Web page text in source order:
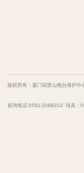
版权所有：厦门胡里山炮台保护
咨询电话:0592-2088313 传真：